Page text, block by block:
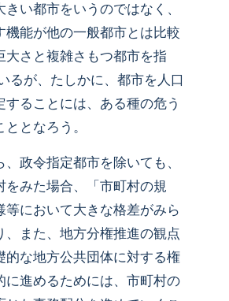
い都市をいうのではなく、
機能が他の一般都市とは比較
大さと複雑さもつ都市を指
るが、たしかに、都市を人口
することには、ある種の危う
となろう。
政令指定都市を除いても、
をみた場合、「市町村の規
等において大きな格差がみら
、また、地方分権推進の観点
的な地方公共団体に対する権
に進めるためには、市町村の